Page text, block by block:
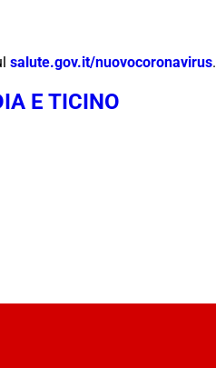
salute.gov.it/nuovocoronavirus.
E TICINO